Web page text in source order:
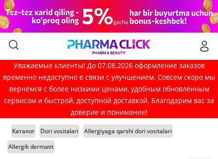
Уважаемые клиенты! До 07.08.2026 оформление заказов
временно недоступно в связи с улучшением. Совсем скоро мы
вернёмся с более низкими ценами, удобным обновлённым
сервисом и быстрой, доступной доставкой. Благодарим вас за
доверие и понимание!
Каталог Dori vositalari
Allergiyaga qarshi dori vositalari
Allergik dermatit